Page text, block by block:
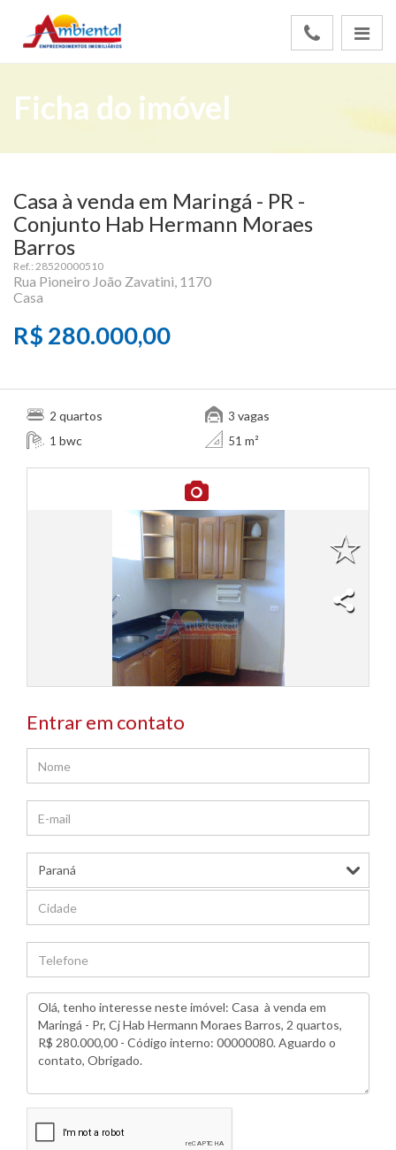
Ficha do imóvel
Casa à venda em Maringá - PR -
Conjunto Hab Hermann Moraes
Barros
Ref.: 28520000510
Rua Pioneiro João Zavatini, 1170
Casa
R$ 280.000,00
2 quartos
1 bwc
3 vagas
51 m²
Entrar em contato